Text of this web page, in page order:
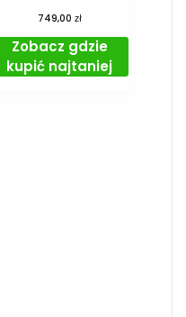
749,00 zł
Zobacz gdzie
kupić najtaniej